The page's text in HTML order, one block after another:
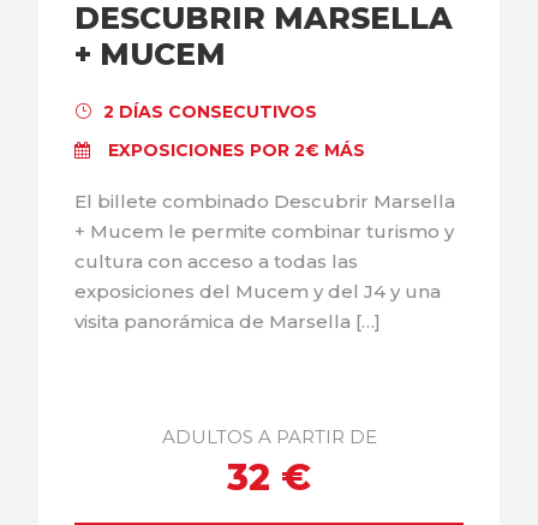
DESCUBRIR MARSELLA
+ MUCEM
2 DÍAS CONSECUTIVOS
EXPOSICIONES POR 2€ MÁS
El billete combinado Descubrir Marsella
+ Mucem le permite combinar turismo y
cultura con acceso a todas las
exposiciones del Mucem y del J4 y una
visita panorámica de Marsella […]
ADULTOS A PARTIR DE
32 €